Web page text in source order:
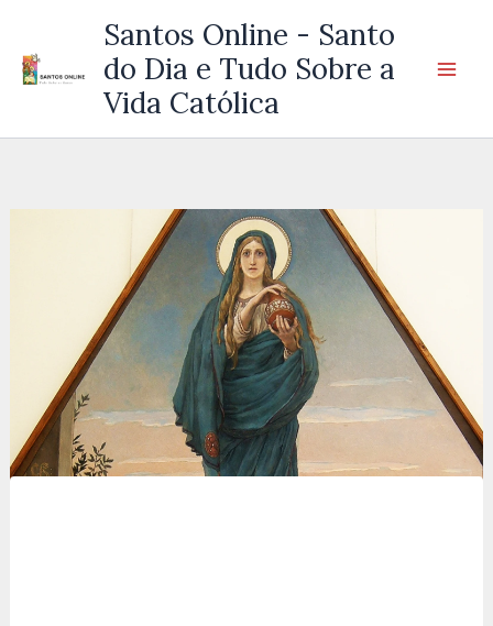
Santos Online - Santo
do Dia e Tudo Sobre a
Vida Católica